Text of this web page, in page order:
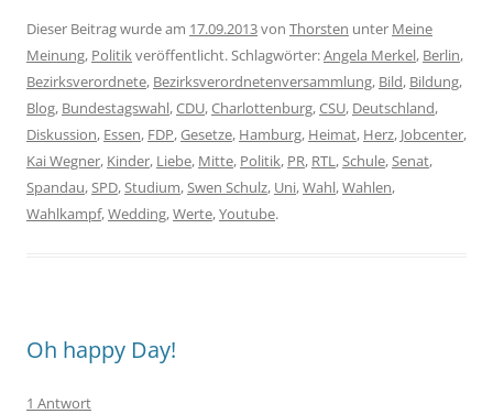
Dieser Beitrag wurde am 17.09.2013von Thorsten unter Meine
Meinung, Politikveröffentlicht. Schlagwörter:Angela Merkel, Berlin,
Bezirksverordnete, Bezirksverordnetenversammlung, Bild, Bildung,
Blog, Bundestagswahl,CDU,Charlottenburg,CSU, Deutschland,
Diskussion, Essen, FDP,Gesetze, Hamburg, Heimat, Herz, Jobcenter,
Kai Wegner, Kinder, Liebe, Mitte, Politik, PR, RTL,Schule,Senat,
Spandau,SPD,Studium,Swen Schulz, Uni,Wahl,Wahlen,
Wahlkampf,Wedding,Werte,Youtube.
Oh happy Day!
1 Antwort